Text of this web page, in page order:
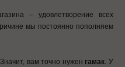
– удовлетворение всех
мы постоянно пополняем
вам точно нужен гамак. У